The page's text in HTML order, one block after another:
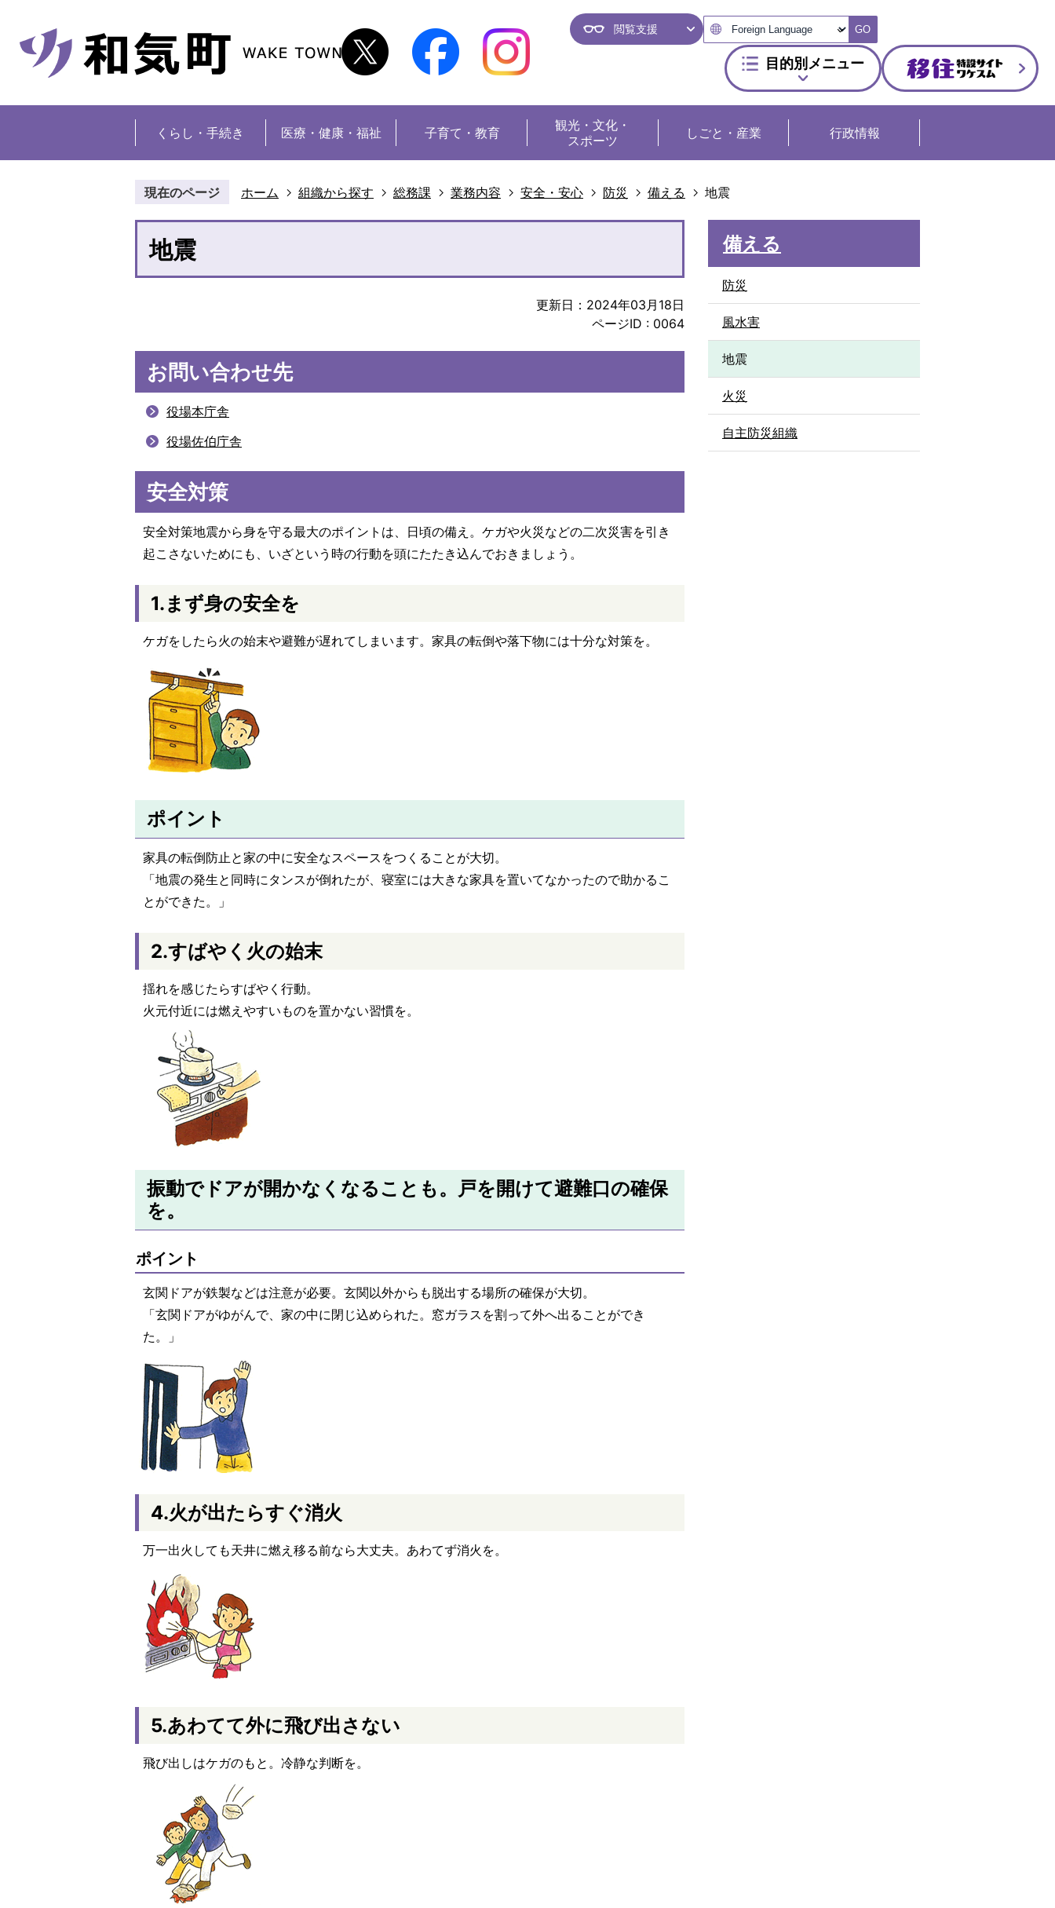
閲覧支援 GO
目的別メニュー
くらし・手続き 医療・健康・福祉 子育て・教育 観光・文化・
スポーツ
しごと・産業 行政情報
現在のページ ホーム 組織から探す 総務課 業務内容 安全・安心 防災 備える 地震
地震
更新日：2024年03月18日
ページID : 0064
お問い合わせ先
役場本庁舎
役場佐伯庁舎
安全対策
安全対策地震から身を守る最大のポイントは、日頃の備え。ケガや火災などの二次災害を引き
起こさないためにも、いざという時の行動を頭にたたき込んでおきましょう。
1.まず身の安全を
ケガをしたら火の始末や避難が遅れてしまいます。家具の転倒や落下物には十分な対策を。
ポイント
家具の転倒防止と家の中に安全なスペースをつくることが大切。
「地震の発生と同時にタンスが倒れたが、寝室には大きな家具を置いてなかったので助かるこ
とができた。」
2.すばやく火の始末
揺れを感じたらすばやく行動。
火元付近には燃えやすいものを置かない習慣を。
振動でドアが開かなくなることも。戸を開けて避難口の確保
を。
ポイント
玄関ドアが鉄製などは注意が必要。玄関以外からも脱出する場所の確保が大切。
「玄関ドアがゆがんで、家の中に閉じ込められた。窓ガラスを割って外へ出ることができ
た。」
4.火が出たらすぐ消火
万一出火しても天井に燃え移る前なら大丈夫。あわてず消火を。
5.あわてて外に飛び出さない
飛び出しはケガのもと。冷静な判断を。
備える
防災
風水害
地震
火災
自主防災組織